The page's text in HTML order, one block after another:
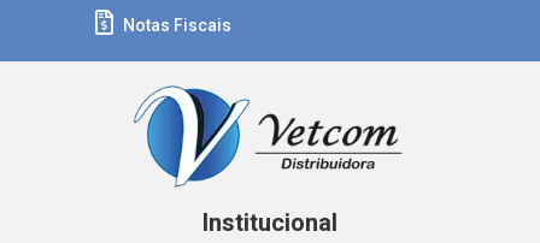
Notas Fiscais
Institucional